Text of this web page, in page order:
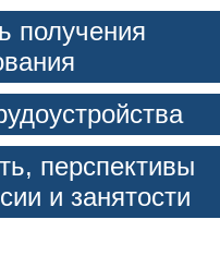
получения
перспективы
и занятости